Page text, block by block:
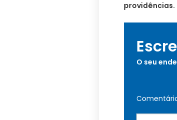
providências.
O seu